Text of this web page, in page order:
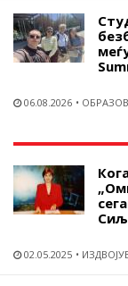
06.08.2026
02.05.2025